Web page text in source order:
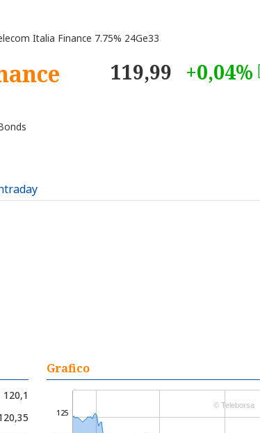
Italia Finance 7.75% 24Ge33
119,99 +0,04%
120,1
Grafico
125
© Teleborsa